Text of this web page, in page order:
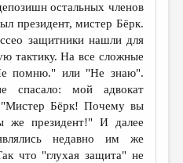
остальных членов
президент, мистер Бёрк.
защитники нашли для
тактику. На все сложные
помню." или "Не знаю".
спасало: мой адвокат
"Мистер Бёрк! Почему вы
же президент!" И далее
недавно им же
что "глухая защита" не